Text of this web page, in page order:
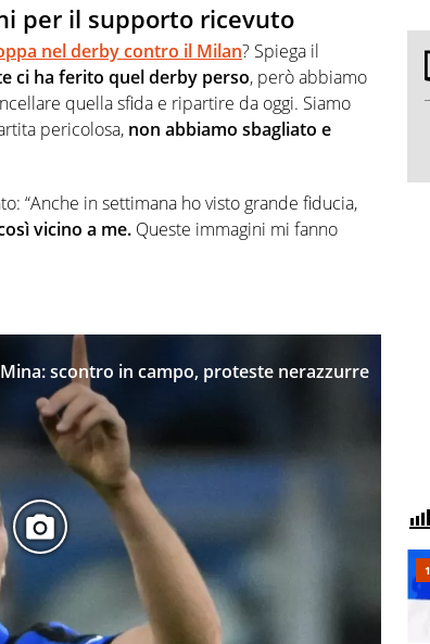
per il supporto ricevuto
nel derby contro il Milan? Spiega il
ci ha ferito quel derby perso, però abbiamo
quella sfida e ripartire da oggi. Siamo
pericolosa, non abbiamo sbagliato e
“Anche in settimana ho visto grande fiducia,
vicino a me. Queste immagini mi fanno
scontro in campo, proteste nerazzurre